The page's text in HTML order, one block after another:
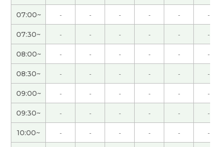
先生、ありがとうございました！ 事前に丁寧にご
質問いただき、熱意を感じました。 2コマ連続でじ
っくり教えていただいて、本当によかったです。感
謝でいっぱいです！
先生、ありがとうございました！ これからの中国
語の勉強が、とても明確になり、先生との出会いは
宝物です！ すばらしいアドヴァイスをありがとう
ございました。
我会努力的。 ( 60代 男性 )
07:00~ - - - - - -
07:30~ - - - - - -
08:00~ - - - - - -
08:30~ - - - - - -
09:00~ - - - - - -
09:30~ - - - - - -
10:00~ - - - - - -